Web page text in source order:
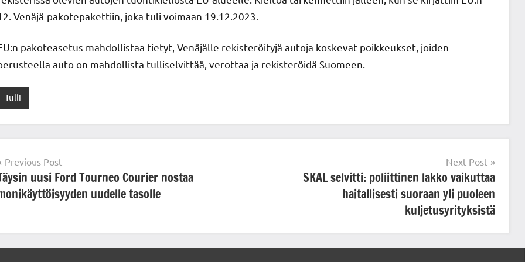
Venäjä-pakotepakettiin, joka tuli voimaan 19.12.2023.
pakoteasetus mahdollistaa tietyt, Venäjälle rekisteröityjä autoja koskevat poikkeukset, joiden
auto on mahdollista tulliselvittää, verottaa ja rekisteröidä Suomeen.
Tulli
Previous Post
uusi Ford Tourneo Courier nostaa
uudelle tasolle
Next Post
SKAL selvitti: poliittinen lakko vaikuttaa
haitallisesti suoraan yli puoleen
kuljetusyrityksistä